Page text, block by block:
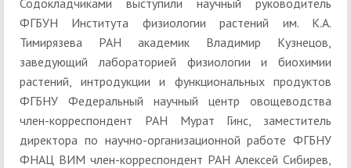
ФГБУН Института физиологии растений им. К.А.
Тимирязева РАН академик Владимир Кузнецов,
заведующий лабораторией физиологии и биохимии
растений, интродукции и функциональных продуктов
ФГБНУ Федеральный научный центр овощеводства
член-корреспондент РАН Мурат Гинс, заместитель
директора по научно-организационной работе ФГБНУ
ФНАЦ ВИМ член-корреспондент РАН Алексей Сибирев,